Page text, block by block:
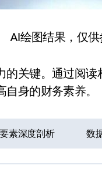
AI绘图结果，仅
关键。通过阅
身的财务素养。
素深度剖析 数